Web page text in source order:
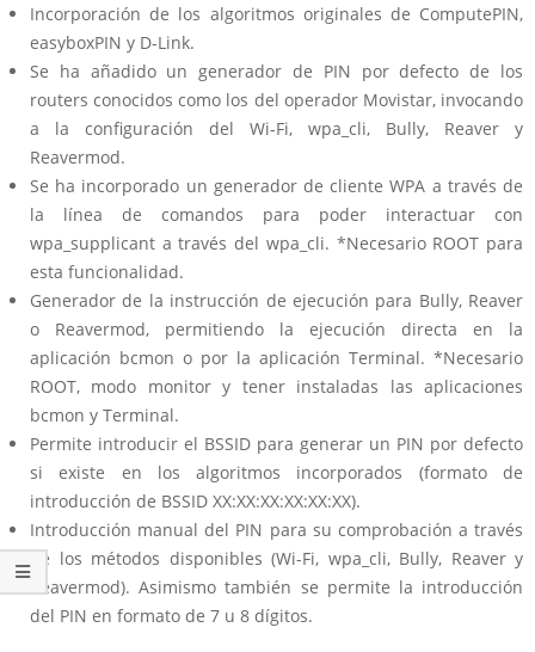
Incorporación de los algoritmos originales de ComputePIN,
easyboxPIN y D-Link.
Se ha añadido un generador de PIN por defecto de los
routers conocidos como los del operador Movistar, invocando
a la configuración del Wi-Fi, wpa_cli, Bully, Reaver y
Reavermod.
Se ha incorporado un generador de cliente WPA a través de
la línea de comandos para poder interactuar con
wpa_supplicant a través del wpa_cli. *Necesario ROOT para
esta funcionalidad.
Generador de la instrucción de ejecución para Bully, Reaver
o Reavermod, permitiendo la ejecución directa en la
aplicación bcmon o por la aplicación Terminal. *Necesario
ROOT, modo monitor y tener instaladas las aplicaciones
bcmon y Terminal.
Permite introducir el BSSID para generar un PIN por defecto
si existe en los algoritmos incorporados (formato de
introducción de BSSID XX:XX:XX:XX:XX:XX).
Introducción manual del PIN para su comprobación a través
de los métodos disponibles (Wi-Fi, wpa_cli, Bully, Reaver y
Reavermod). Asimismo también se permite la introducción
del PIN en formato de 7 u 8 dígitos.